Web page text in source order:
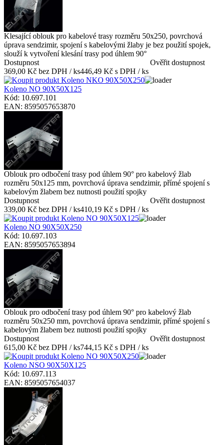
Klesající oblouk pro kabelové trasy rozměru 50x250, povrchová
úprava sendzimir, spojení s kabelovými žlaby je bez použití spojek,
slouží k vytvoření klesání trasy pod úhlem 90°
Dostupnost
Ověřit dostupnost
369,00 Kč bez DPH / ks446,49 Kč s DPH / ks
Koleno NO 90X50X125
Kód: 10.697.101
EAN: 8595057653870
Oblouk pro odbočení trasy pod úhlem 90° pro kabelový žlab
rozměru 50x125 mm, povrchová úprava sendzimir, přímé spojení s
kabelovým žlabem bez nutnosti použití spojky
Dostupnost
Ověřit dostupnost
339,00 Kč bez DPH / ks410,19 Kč s DPH / ks
Koleno NO 90X50X250
Kód: 10.697.103
EAN: 8595057653894
Oblouk pro odbočení trasy pod úhlem 90° pro kabelový žlab
rozměru 50x250 mm, povrchová úprava sendzimir, přímé spojení s
kabelovým žlabem bez nutnosti použití spojky
Dostupnost
Ověřit dostupnost
615,00 Kč bez DPH / ks744,15 Kč s DPH / ks
Koleno NSO 90X50X125
Kód: 10.697.113
EAN: 8595057654037